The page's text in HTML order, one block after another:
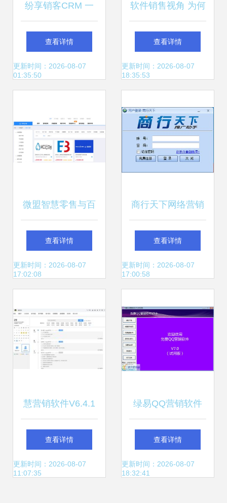
纷享销客CRM 一
体化智能客户关系
管理解决方案
查看详情
更新时间：2026-08-07
01:35:50
软件销售视角 为何
企业发展离不开
CRM软件
查看详情
更新时间：2026-08-07
18:35:53
微盟智慧零售与百
胜软件中台全面对
接 开启全渠道会员
软件销售市场
查看详情
更新时间：2026-08-07
17:02:08
商行天下网络营销
系统V10.0 企业数
字化营销的强力引
查看详情
更新时间：2026-08-07
17:00:58
慧营销软件V6.4.1
电脑端下载指南 赋
能企业高效提升营
查看详情
更新时间：2026-08-07
11:07:35
绿易QQ营销软件
界面预览及功能介
绍
查看详情
更新时间：2026-08-07
18:32:41